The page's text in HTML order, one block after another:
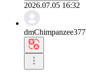
2026.07.05 16:32
dmChimpanzee377